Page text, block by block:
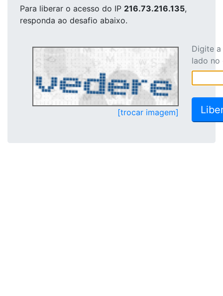
Para liberar o acesso do IP 216.73.216.135,
responda ao desafio abaixo.
[trocar imagem]
Digite
lado no